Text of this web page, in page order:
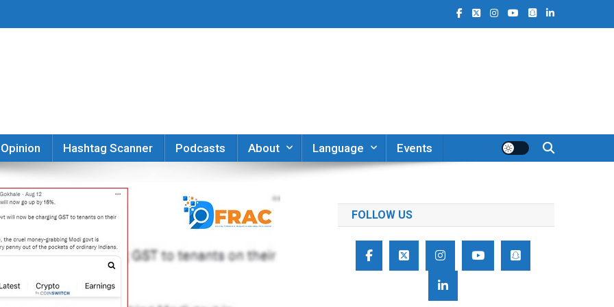
Opinion Hashtag Scanner Podcasts About Language Events
FOLLOW US